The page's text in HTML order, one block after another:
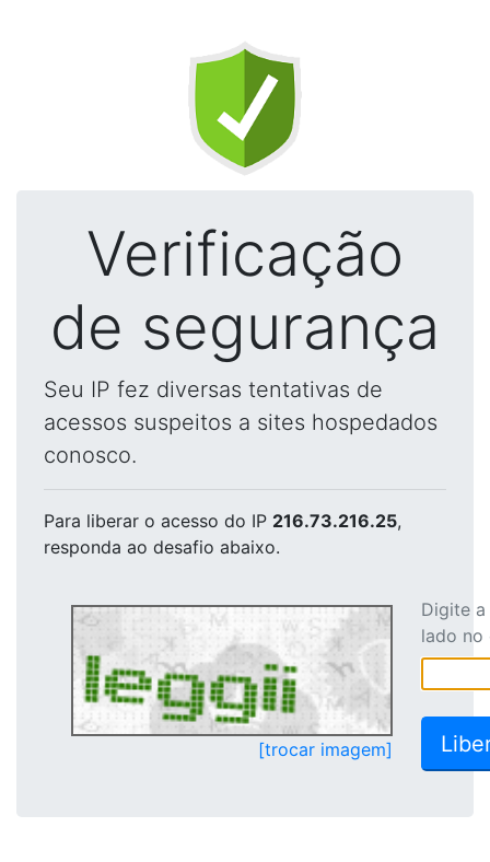
Verificação
de segurança
Seu IP fez diversas tentativas de
acessos suspeitos a sites hospedados
conosco.
Para liberar o acesso do IP 216.73.216.25,
responda ao desafio abaixo.
[trocar imagem]
Digite
lado no